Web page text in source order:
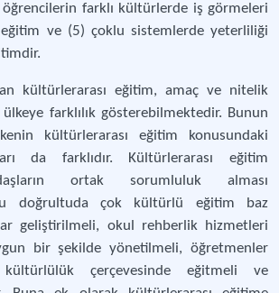
farklı kültürlerde iş görmeleri
ve (5) çoklu sistemlerde yeterliliği
kültürlerarası eğitim, amaç ve nitelik
ülkeye farklılık gösterebilmektedir. Bunun
kültürlerarası eğitim konusundaki
da farklıdır. Kültürlerarası eğitim
ortak sorumluluk alması
doğrultuda çok kültürlü eğitim baz
geliştirilmeli, okul rehberlik hizmetleri
bir şekilde yönetilmeli, öğretmenler
çerçevesinde eğitmeli ve